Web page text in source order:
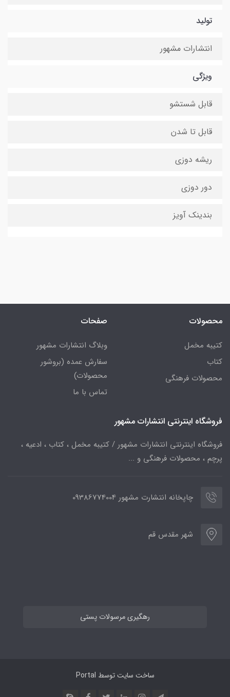
تولید
انتشارات مشهور
ویژگی
قابل شستشو
قابل تا شدن
ریشه دوزی
دور دوزی
بندینک آویز
محصولات
کتیبه مخمل
کتاب
محصولات فرهنگی
صفحات
وبلاگ انتشارات مشهور
سفارش عمده (بروشور
محصولات)
تماس با ما
فروشگاه اینترنتی انتشارات مشهور
فروشگاه اینترنتی انتشارات مشهور / کتیبه مخمل ، کتاب ، ادعیه ،
پرچم ، محصولات فرهنگی و ...
چاپخانه انتشارت مشهور 09386774004
شهر مقدس قم
رهگیری مرسولات پستی
ساخت سایت توسط Portal